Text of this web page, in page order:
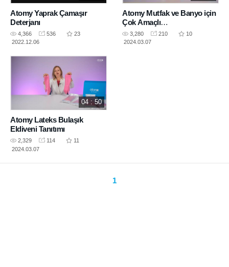
Atomy Yaprak Çamaşır
Deterjanı
4,366 536
23
2022.12.06
Atomy Mutfak ve Banyo için
Çok Amaçlı
Temizleyicilerinin Tanıtımı
3,280 210
10
2024.03.07
04 : 50
Atomy Lateks Bulaşık
Eldiveni Tanıtımı
2,329 114
11
2024.03.07
1